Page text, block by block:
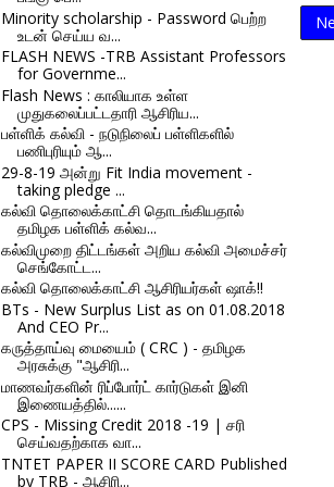
Minority scholarship - Password பெற்ற
உடன் செய்ய வ...
FLASH NEWS -TRB Assistant Professors
for Governme...
Flash News : காலியாக உள்ள
முதுகலைப்பட்டதாரி ஆசிரிய...
பள்ளிக் கல்வி - நடுநிலைப் பள்ளிகளில்
பணிபுரியும் ஆ...
29-8-19 அன்று Fit India movement -
taking pledge ...
கல்வி தொலைக்காட்சி தொடங்கியதால்
தமிழக பள்ளிக் கல்வ...
கல்விமுறை திட்டங்கள் அறிய கல்வி அமைச்சர்
செங்கோட்ட...
கல்வி தொலைக்காட்சி ஆசிரியர்கள் ஷாக்!!
BTs - New Surplus List as on 01.08.2018
And CEO Pr...
கருத்தாய்வு மையைம் ( CRC ) - தமிழக
அரசுக்கு "ஆசிரி...
மாணவர்களின் ரிப்போர்ட் கார்டுகள் இனி
இணையத்தில்......
CPS - Missing Credit 2018 -19 | சரி
செய்வதற்காக வா...
TNTET PAPER II SCORE CARD Published
by TRB - ஆசிரி...